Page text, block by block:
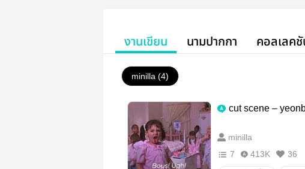
งานเขียน นามปากกา คอลเลค
minilla (4)
cut scene –
minilla
7
413K 36